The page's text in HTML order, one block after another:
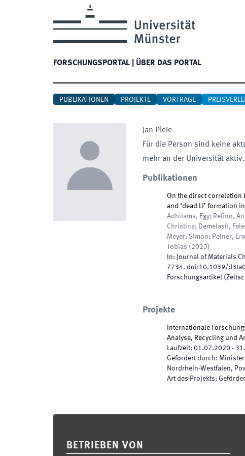
FORSCHUNGSPORTAL ÜBER DAS PORTAL
PUBLIKATIONEN PROJEKTE VORTRÄGE
Jan Pleie
Für die Person sind keine
mehr an der Universität aktiv.
Publikationen
On the direct correlation
and ‘dead Li’ formation
Adhitama, Egy; Refino,
Christina; Demelash,
Meyer, Simon; Peiner,
Tobias ( 2023)
In: Journal of Materials
7734. doi:10.1039/
Forschungsartikel
Projekte
Internationale
Analyse, Recycling und
Laufzeit: 01.07.2020 -
Gefördert durch:
Nordrhein-Westfalen,
Art des Projekts:
BETRIEBEN VON